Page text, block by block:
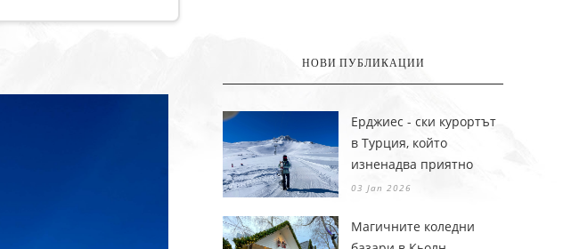
НОВИ ПУБЛИКАЦИИ
Ерджиес - ски курортът
в Турция, който
изненадва приятно
03 Jan 2026
Магичните коледни